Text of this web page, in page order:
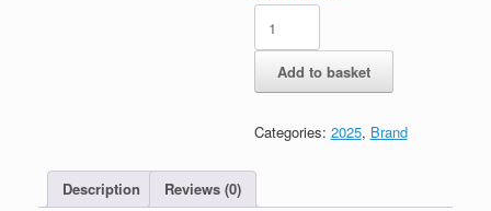
Quittenbrand
"Die
nackte
Quitte"
0.5L
Add to basket
Categories: 2025, Brand
Description Reviews (0)